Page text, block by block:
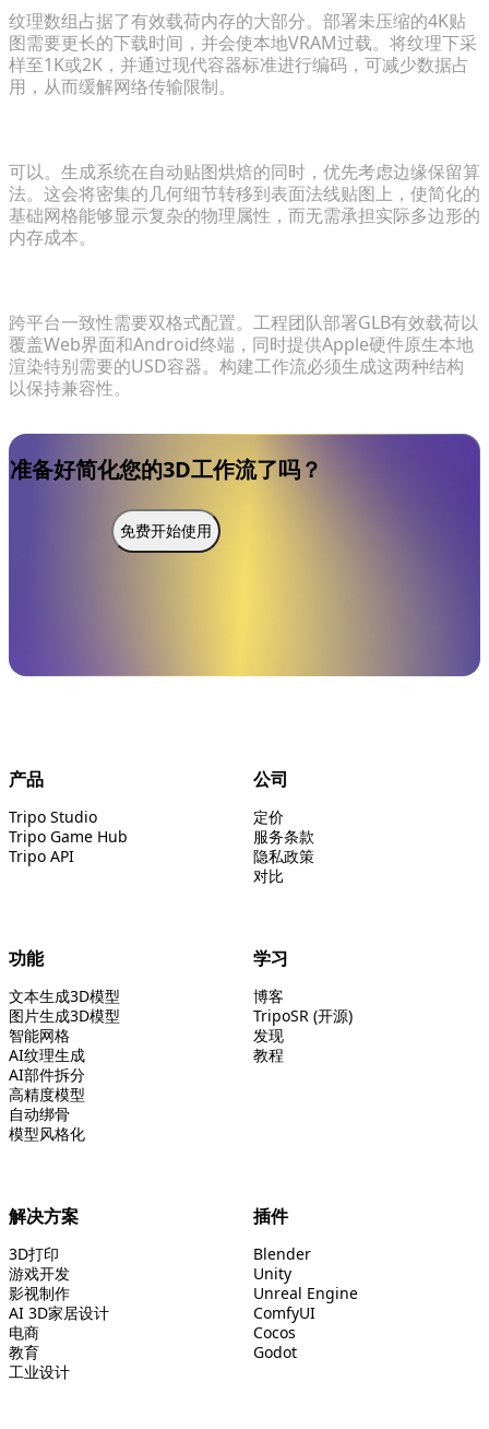
纹理数组占据了有效载荷内存的大部分。部署未压缩的4K贴
图需要更长的下载时间，并会使本地VRAM过载。将纹理下采
样至1K或2K，并通过现代容器标准进行编码，可减少数据占
用，从而缓解网络传输限制。
可以。生成系统在自动贴图烘焙的同时，优先考虑边缘保留算
法。这会将密集的几何细节转移到表面法线贴图上，使简化的
基础网格能够显示复杂的物理属性，而无需承担实际多边形的
内存成本。
跨平台一致性需要双格式配置。工程团队部署GLB有效载荷以
覆盖Web界面和Android终端，同时提供Apple硬件原生本地
渲染特别需要的USD容器。构建工作流必须生成这两种结构
以保持兼容性。
准备好简化您的3D工作流了吗？
免费开始使用
产品
Tripo Studio
Tripo Game Hub
Tripo API
公司
定价
服务条款
隐私政策
对比
功能
文本生成3D模型
图片生成3D模型
智能网格
AI纹理生成
AI部件拆分
高精度模型
自动绑骨
模型风格化
学习
博客
TripoSR (开源)
发现
教程
解决方案
3D打印
游戏开发
影视制作
AI 3D家居设计
电商
教育
工业设计
插件
Blender
Unity
Unreal Engine
ComfyUI
Cocos
Godot